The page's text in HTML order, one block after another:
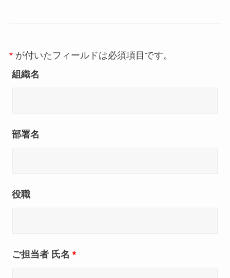
*が付いたフィールドは必須項目です。
組織名
部署名
役職
ご担当者 氏名 *